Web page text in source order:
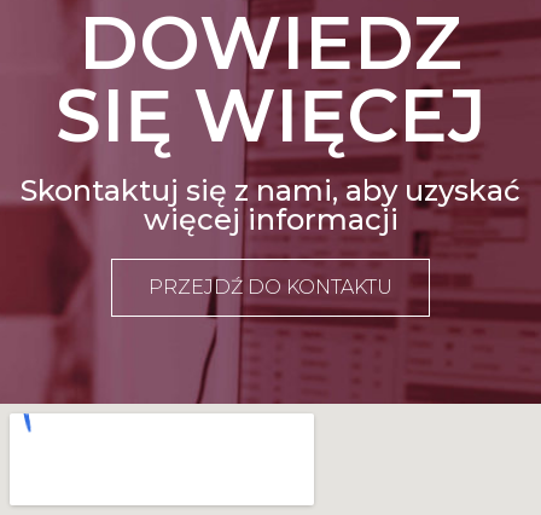
DOWIEDZ
SIĘ WIĘCEJ
Skontaktuj się z nami, aby uzyskać
więcej informacji
PRZEJDŹ DO KONTAKTU